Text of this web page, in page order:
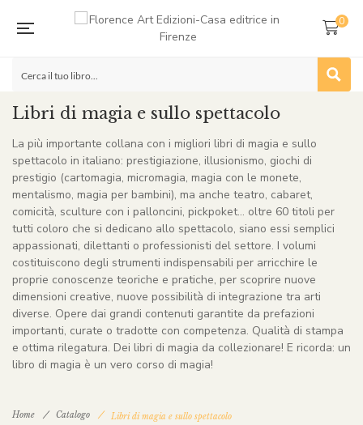
0
Libri di magia e sullo spettacolo
La più importante collana con i migliori libri di magia e sullo
spettacolo in italiano: prestigiazione, illusionismo, giochi di
prestigio (cartomagia, micromagia, magia con le monete,
mentalismo, magia per bambini), ma anche teatro, cabaret,
comicità, sculture con i palloncini, pickpoket… oltre 60 titoli per
tutti coloro che si dedicano allo spettacolo, siano essi semplici
appassionati, dilettanti o professionisti del settore. I volumi
costituiscono degli strumenti indispensabili per arricchire le
proprie conoscenze teoriche e pratiche, per scoprire nuove
dimensioni creative, nuove possibilità di integrazione tra arti
diverse. Opere dai grandi contenuti garantite da prefazioni
importanti, curate o tradotte con competenza. Qualità di stampa
e ottima rilegatura. Dei libri di magia da collezionare! E ricorda: un
libro di magia è un vero corso di magia!
Home Catalogo Libri di magia e sullo spettacolo